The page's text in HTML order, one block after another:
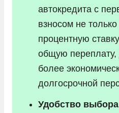
автокредита с
взносом не
процентную
общую переплату,
более
долгосрочной
Удобство выбора